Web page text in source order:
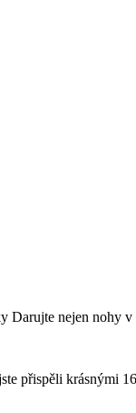
Darujte nejen nohy
přispěli krásnými